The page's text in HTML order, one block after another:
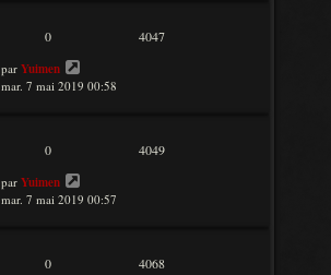
0 4047
par Yuimen
mar. 7 mai 2019 00:58
0 4049
par Yuimen
mar. 7 mai 2019 00:57
0 4068